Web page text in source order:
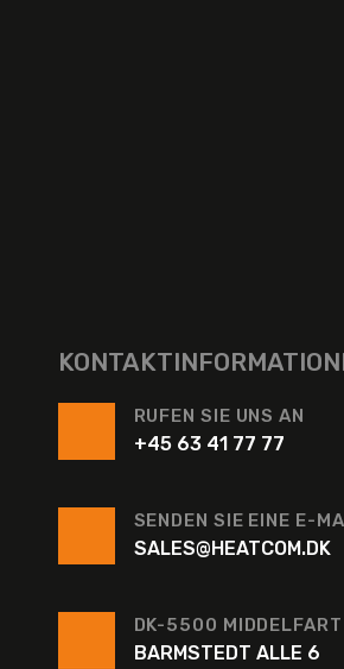
RUFEN SIE UNS AN
+45 63 41 77 77
SENDEN SIE EINE E-
SALES@HEATCOM.DK
DK-5500 MIDDELFART
BARMSTEDT ALLE 6